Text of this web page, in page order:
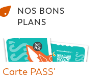
NOS BONS
PLANS
Carte PASS'